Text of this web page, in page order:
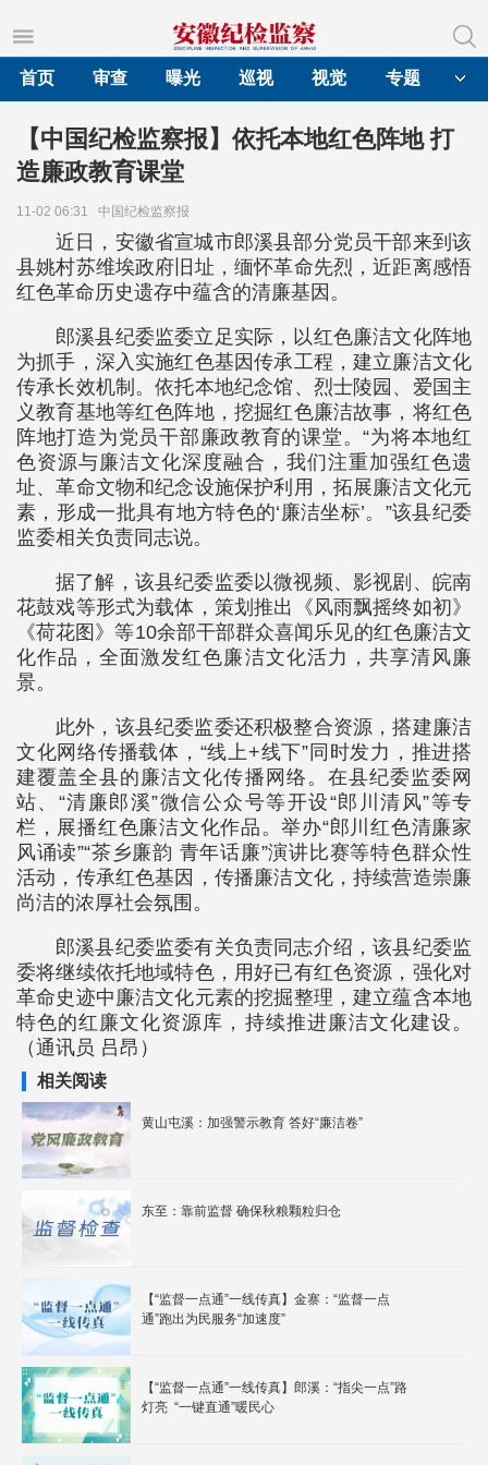
首页
审查 曝光 巡视 视觉 专题
【中国纪检监察报】依托本地红色阵地 打
造廉政教育课堂
11-02 06:31 中国纪检监察报
近日，安徽省宣城市郎溪县部分党员干部来到该
县姚村苏维埃政府旧址，缅怀革命先烈，近距离感悟
红色革命历史遗存中蕴含的清廉基因。
郎溪县纪委监委立足实际，以红色廉洁文化阵地
为抓手，深入实施红色基因传承工程，建立廉洁文化
传承长效机制。依托本地纪念馆、烈士陵园、爱国主
义教育基地等红色阵地，挖掘红色廉洁故事，将红色
阵地打造为党员干部廉政教育的课堂。“为将本地红
色资源与廉洁文化深度融合，我们注重加强红色遗
址、革命文物和纪念设施保护利用，拓展廉洁文化元
素，形成一批具有地方特色的‘廉洁坐标’。”该县纪委
监委相关负责同志说。
据了解，该县纪委监委以微视频、影视剧、皖南
花鼓戏等形式为载体，策划推出《风雨飘摇终如初》
《荷花图》等10余部干部群众喜闻乐见的红色廉洁文
化作品，全面激发红色廉洁文化活力，共享清风廉
景。
此外，该县纪委监委还积极整合资源，搭建廉洁
文化网络传播载体，“线上+线下”同时发力，推进搭
建覆盖全县的廉洁文化传播网络。在县纪委监委网
站、“清廉郎溪”微信公众号等开设“郎川清风”等专
栏，展播红色廉洁文化作品。举办“郎川红色清廉家
风诵读”“茶乡廉韵 青年话廉”演讲比赛等特色群众性
活动，传承红色基因，传播廉洁文化，持续营造崇廉
尚洁的浓厚社会氛围。
郎溪县纪委监委有关负责同志介绍，该县纪委监
委将继续依托地域特色，用好已有红色资源，强化对
革命史迹中廉洁文化元素的挖掘整理，建立蕴含本地
特色的红廉文化资源库，持续推进廉洁文化建设。
（通讯员 吕昂）
相关阅读
黄山屯溪：加强警示教育 答好“廉洁卷”
东至：靠前监督 确保秋粮颗粒归仓
【“监督一点通”一线传真】金寨：“监督一点
通”跑出为民服务“加速度”
【“监督一点通”一线传真】郎溪：“指尖一点”路
灯亮 “一键直通”暖民心